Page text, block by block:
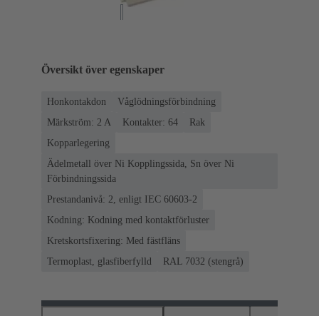
Översikt över egenskaper
Honkontakdon
Våglödningsförbindning
Märkström: ‌2 A
Kontakter: 64
Rak
Kopparlegering
Ädelmetall över Ni Kopplingssida, Sn över Ni
Förbindningssida
Prestandanivå: 2, enligt IEC 60603-2
Kodning: Kodning med kontaktförluster
Kretskortsfixering: Med fästfläns
Termoplast, glasfiberfylld
RAL 7032 (stengrå)